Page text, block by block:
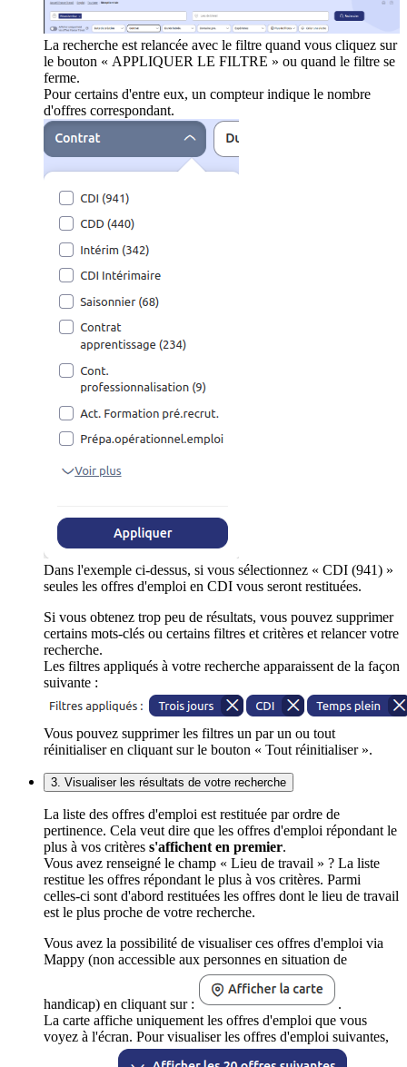
La recherche est relancée avec le filtre quand vous cliquez sur
le bouton « APPLIQUER LE FILTRE » ou quand le filtre se
ferme.
Pour certains d'entre eux, un compteur indique le nombre
d'offres correspondant.
Dans l'exemple ci-dessus, si vous sélectionnez « CDI (941) »
seules les offres d'emploi en CDI vous seront restituées.
Si vous obtenez trop peu de résultats, vous pouvez supprimer
certains mots-clés ou certains filtres et critères et relancer votre
recherche.
Les filtres appliqués à votre recherche apparaissent de la façon
suivante :
Vous pouvez supprimer les filtres un par un ou tout
réinitialiser en cliquant sur le bouton « Tout réinitialiser ».
3. Visualiser les résultats de votre recherche
La liste des offres d'emploi est restituée par ordre de
pertinence. Cela veut dire que les offres d'emploi répondant le
plus à vos critères s'affichent en premier.
Vous avez renseigné le champ « Lieu de travail » ? La liste
restitue les offres répondant le plus à vos critères. Parmi
celles-ci sont d'abord restituées les offres dont le lieu de travail
est le plus proche de votre recherche.
Vous avez la possibilité de visualiser ces offres d'emploi via
Mappy (non accessible aux personnes en situation de
handicap) en cliquant sur :
.
La carte affiche uniquement les offres d'emploi que vous
voyez à l'écran. Pour visualiser les offres d'emploi suivantes,